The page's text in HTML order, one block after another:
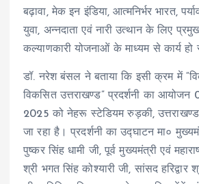
बढ़ावा, मेक इन इंडिया, आत्मनिर्भर भारत,
युवा, अन्नदाता एवं नारी उत्थान के लिए
कल्याणकारी योजनाओं के माध्यम से कार्य हो
डॉ. नरेश बंसल ने बताया कि इसी क्रम में
विकसित उत्तराखण्ड” प्रदर्शनी का आयोजन
2025 को नेहरू स्टेडियम रुड़की,
जा रहा है। प्रदर्शनी का उद्घाटन मा०
पुष्कर सिंह धामी जी, पूर्व मुख्यमंत्री एवं
श्री भगत सिंह कोश्यारी जी, सांसद हरिद्वार